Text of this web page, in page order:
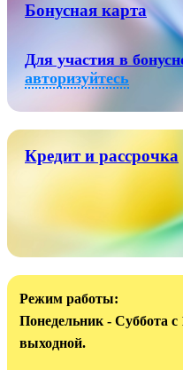
Бонусная карта
Для участия в
авторизуйтесь
Кредит и рассрочка
Режим работы:
Понедельник - Суббота с
выходной.